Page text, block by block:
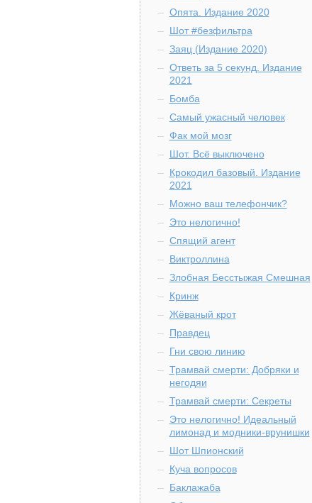
Опята. Издание 2020
Шот #безфильтра
Заяц (Издание 2020)
Ответь за 5 секунд. Издание
2021
Бомба
Самый ужасный человек
Фак мой мозг
Шот. Всё выключено
Крокодил базовый. Издание
2021
Можно ваш телефончик?
Это нелогично!
Спящий агент
Виктроллина
Злобная Бесстыжая Смешная
Кринж
Жёваный крот
Правдец
Гни свою линию
Трамвай смерти: Добряки и
негодяи
Трамвай смерти: Секреты
Это нелогично! Идеальный
лимонад и модники-врунишки
Шот Шпионский
Куча вопросов
Баклажаба